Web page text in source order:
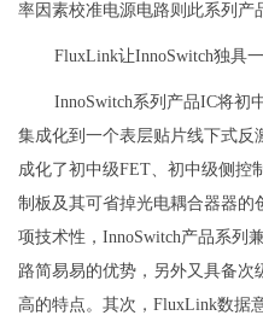
率因素校准电源电路则此系列产
FluxLink让InnoSwitch独具
InnoSwitch系列产品IC将初
集成化到一个表层贴片线下式反
成化了初中级FET、初中级侧控
制板及其可省掉光电耦合器器
项技术性，InnoSwitch产品系列
路简易易的优势，另外又具备
高的特点。其次，FluxLink数据